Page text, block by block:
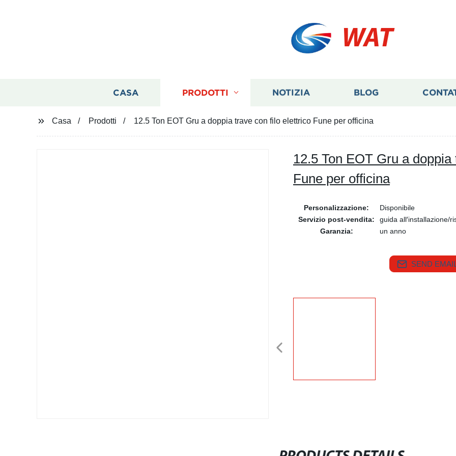
WAT
CASA PRODOTTI NOTIZIA BLOG
Casa Prodotti 12.5 Ton EOT Gru a doppia trave con filo elettrico Fune per officina
12.5 Ton EOT Gru a
Fune per officina
Personalizzazione:
Disponibile
Servizio post-vendita:
guida all′installazione/
Garanzia:
un anno
SEND